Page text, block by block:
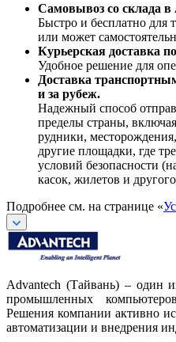
Самовывоз со склада
Быстро и бесплатно для
или может
Курьерская доставка
Удобное решение для
Доставка
и за рубеж.
Надежный способ
пределы страны,
рудники,
другие площадки, где
условий безопасности
касок, жилетов и
Подробнее см. на странице «
Advantech (Тайвань) – один
промышленных
Решения компании активно
автоматизации и внедрения